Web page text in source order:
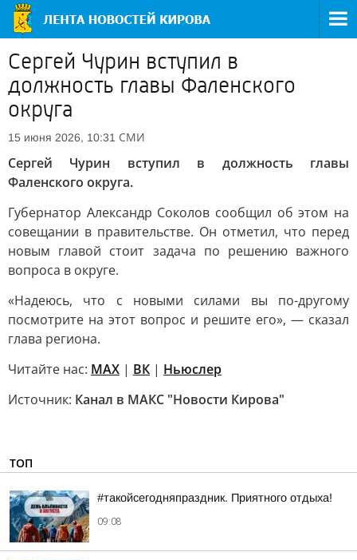
Сергей Чурин вступил в
должность главы Фаленского
округа
15 июня 2026, 10:31 СМИ
Сергей Чурин вступил в должность главы
Фаленского округа.
Губернатор Александр Соколов сообщил об этом на
совещании в правительстве. Он отметил, что перед
новым главой стоит задача по решению важного
вопроса в округе.
«Надеюсь, что с новыми силами вы по-другому
посмотрите на этот вопрос и решите его», — сказал
глава региона.
Читайте нас: MAX | ВК | Ньюслер
Источник: Канал в МАКС "Новости Кирова"
ТОП
#такойсегодняпраздник. Приятного отдыха!
09:08